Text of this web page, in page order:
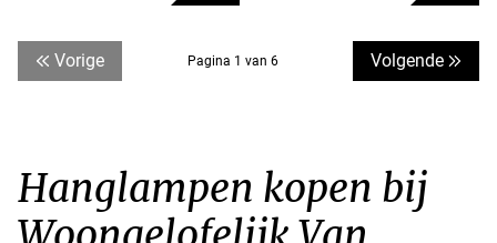
Vorige Pagina 1 van 6 Volgende
Hanglampen kopen bij